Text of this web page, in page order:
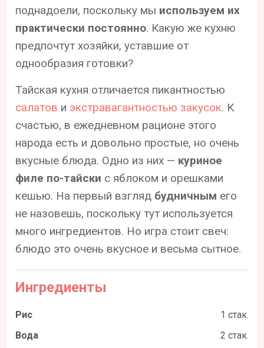
поднадоели, поскольку мы используем их
практически постоянно. Какую же кухню
предпочтут хозяйки, уставшие от
однообразия готовки?
Тайская кухня отличается пикантностью
салатов и экстравагантностью закусок. К
счастью, в ежедневном рационе этого
народа есть и довольно простые, но очень
вкусные блюда. Одно из них — куриное
филе по-тайски с яблоком и орешками
кешью. На первый взгляд будничным его
не назовешь, поскольку тут используется
много ингредиентов. Но игра стоит свеч:
блюдо это очень вкусное и весьма сытное.
Ингредиенты
Рис
1 стак.
Вода
2 стак.